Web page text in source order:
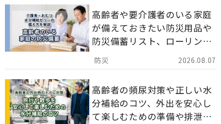
2026.08.07
高齢者や要介護者のいる家庭
が備えておきたい防災用品や
防災備蓄リスト、ローリング
ストックのポイントについて
解説します。
高齢者の頻尿対策や正しい水
分補給のコツ、外出を安心し
て楽しむための準備や排泄ケ